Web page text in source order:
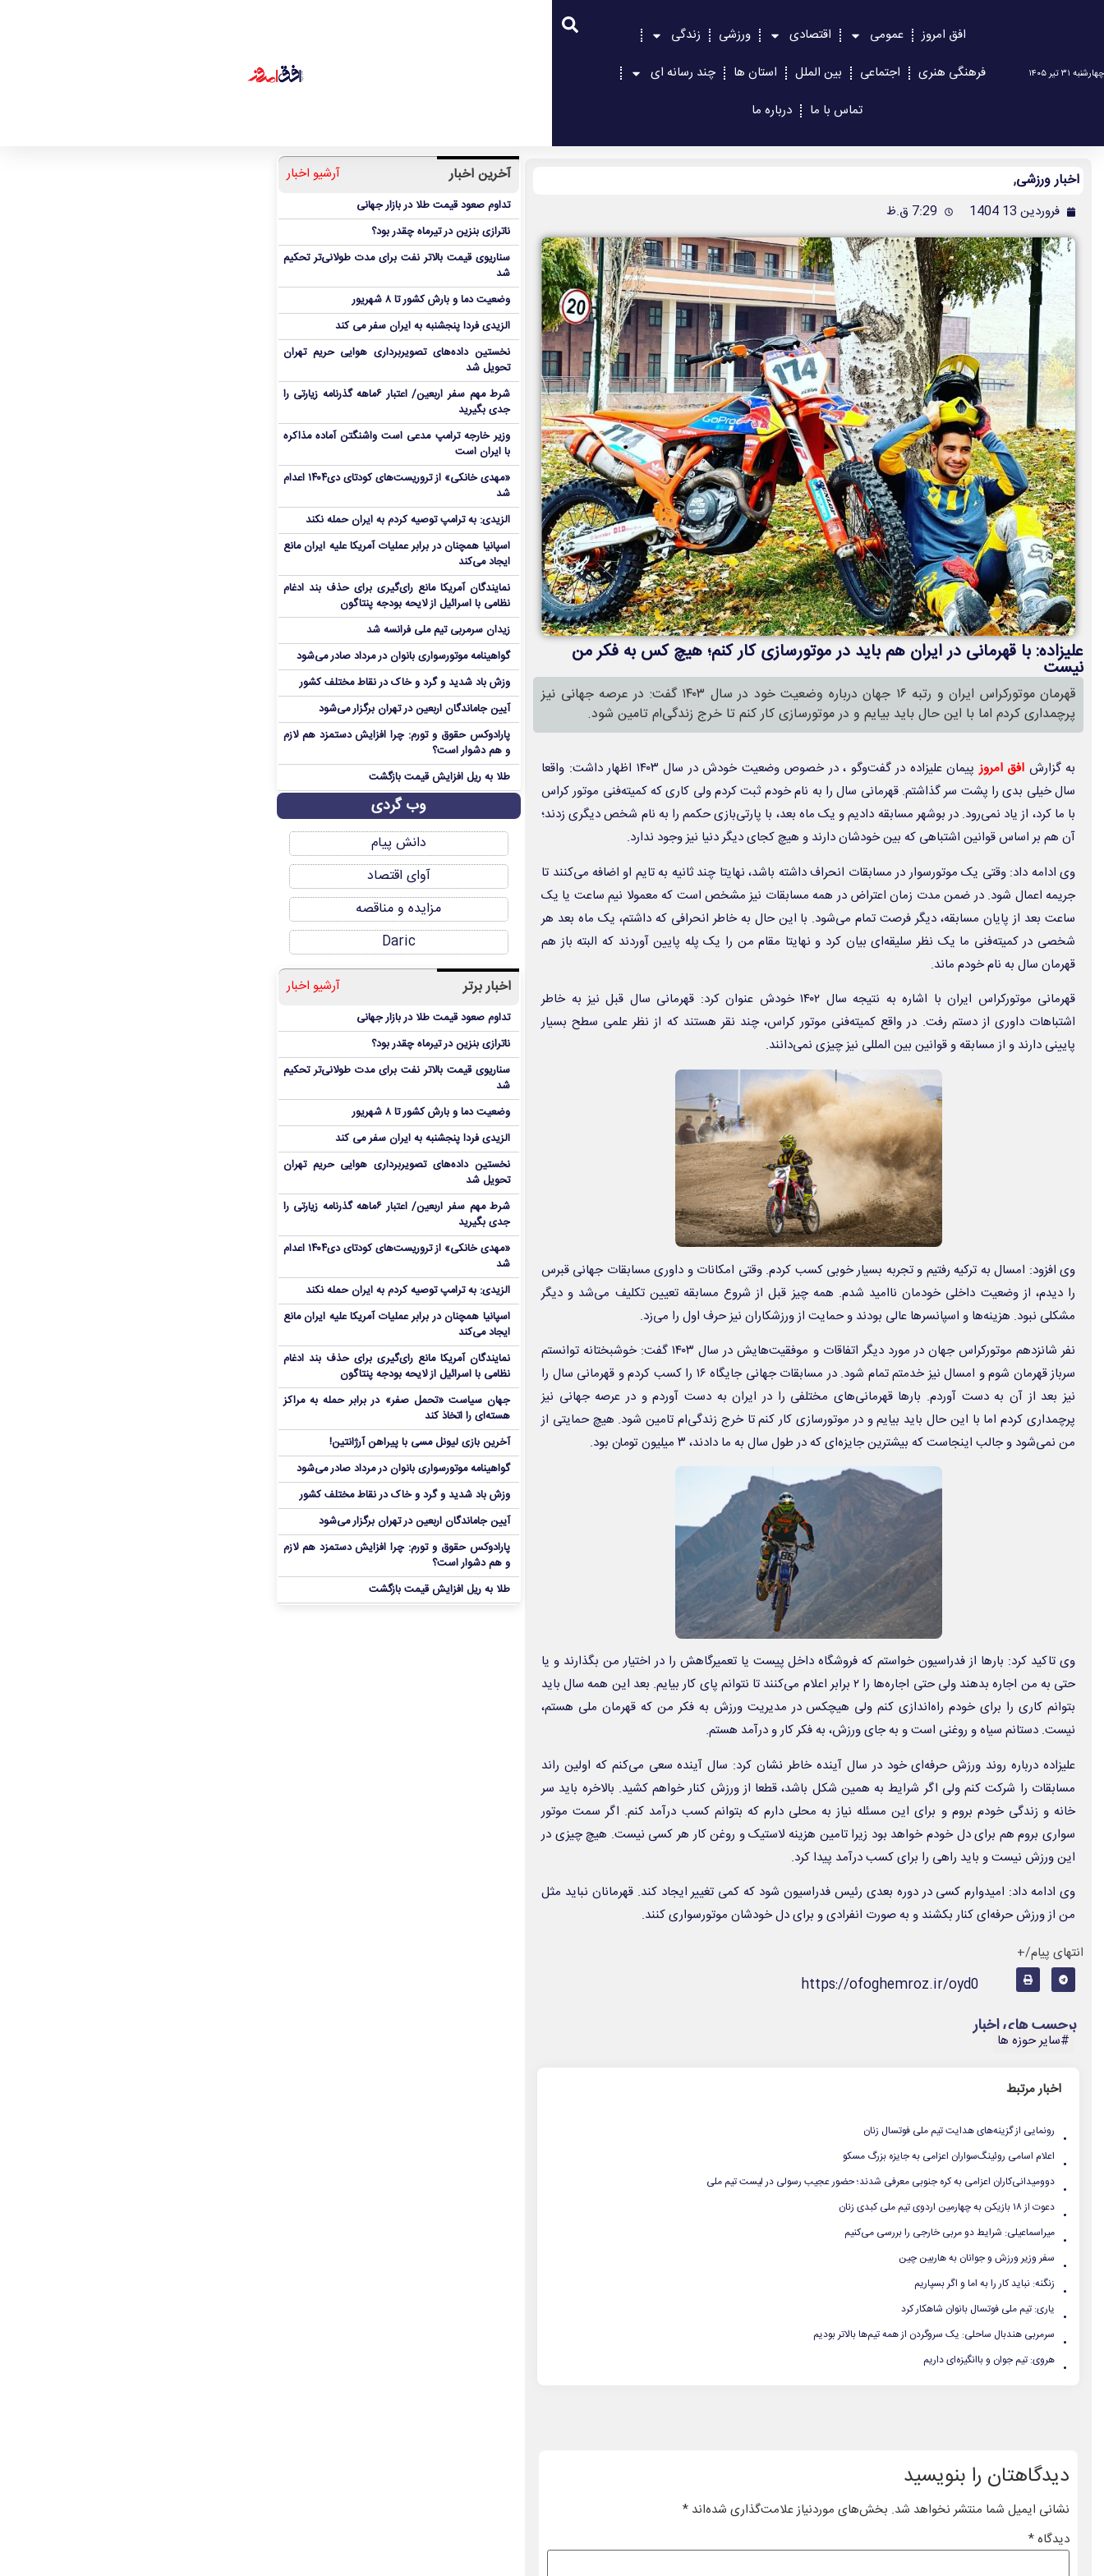
چهارشنبه ۳۱ تیر ۱۴۰۵
افق امروز عمومی اقتصادی ورزشی
زندگی
فرهنگی هنری
اجتماعی بین الملل استان ها
چند رسانه ای
تماس با ما
درباره ما
اخبار ورزشی,
فروردین 13 1404 7:29 ق.ظ
علیزاده: با قهرمانی در ایران هم باید در موتورسازی کار کنم؛ هیچ کس به فکر من
نیست
قهرمان موتورکراس ایران و رتبه ۱۶ جهان درباره وضعیت خود در سال ۱۴۰۳ گفت: در عرصه جهانی نیز
پرچمداری کردم اما با این حال باید بیایم و در موتورسازی کار کنم تا خرج زندگی‌ام تامین شود.
به گزارش افق امروز
پیمان علیزاده در گفت‌وگو ، در خصوص وضعیت خودش در سال ۱۴۰۳ اظهار داشت: واقعا
سال خیلی بدی را پشت سر گذاشتم. قهرمانی سال را به نام خودم ثبت کردم ولی کاری که کمیته‌فنی موتور کراس
با ما کرد، از یاد نمی‌رود. در بوشهر مسابقه دادیم و یک ماه بعد، با پارتی‌بازی حکمم را به نام شخص دیگری زدند؛
آن‌ هم بر اساس قوانین اشتباهی که بین خودشان دارند و هیچ کجای دیگر دنیا نیز وجود ندارد.
وی ادامه داد: وقتی یک موتورسوار در مسابقات انحراف داشته باشد، نهایتا چند ثانیه به تایم او اضافه می‌کنند تا
جریمه اعمال شود. در ضمن مدت زمان اعتراض در همه مسابقات نیز مشخص است که معمولا نیم ساعت یا یک
ساعت بعد از پایان مسابقه، دیگر فرصت تمام می‌شود. با این حال به خاطر انحرافی که داشتم، یک ماه بعد هر
شخصی در کمیته‌فنی ما یک نظر سلیقه‌ای بیان کرد و نهایتا مقام من را یک پله پایین‌ آوردند که البته باز هم
قهرمان سال به نام خودم ماند.
قهرمانی موتورکراس ایران با اشاره به نتیجه سال ۱۴۰۲ خودش عنوان کرد: قهرمانی سال قبل نیز به خاطر
اشتباهات داوری از دستم رفت. در واقع کمیته‌فنی موتور کراس، چند نقر هستند که از نظر علمی سطح بسیار
پایینی‌ دارند و از مسابقه و قوانین بین المللی نیز چیزی نمی‌دانند.
وی افزود: امسال به ترکیه رفتیم و تجربه بسیار خوبی کسب کردم. وقتی امکانات و داوری مسابقات جهانی قبرس
را دیدم، از وضعیت داخلی خودمان ناامید شدم. همه چیز قبل از شروع مسابقه تعیین تکلیف می‌شد و دیگر
مشکلی نبود. هزینه‌ها و اسپانسرها عالی بودند و حمایت از ورزشکاران نیز حرف اول را می‌زد.
نفر شانزدهم موتورکراس جهان در مورد دیگر اتفاقات و موفقیت‌هایش در سال ۱۴۰۳ گفت: خوشبختانه توانستم
سرباز قهرمان شوم و امسال نیز خدمتم تمام شود. در مسابقات جهانی جایگاه ۱۶ را کسب کردم و قهرمانی سال را
نیز بعد از آن به دست آوردم. بارها قهرمانی‌های مختلفی را در ایران به دست آوردم و در عرصه جهانی نیز
پرچمداری کردم اما با این حال باید بیایم و در موتورسازی کار کنم تا خرج زندگی‌ام تامین شود. هیچ حمایتی از
من نمی‌شود و جالب اینجاست که بیشترین جایزه‌ای که در طول سال به ما دادند، ۳ میلیون تومان بود.
وی تاکید کرد: بارها از فدراسیون خواستم که فروشگاه داخل پیست یا تعمیرگاهش را در اختیار من بگذارند و یا
حتی به من اجاره بدهند ولی حتی اجاره‌ها را ۲ برابر اعلام می‌کنند تا نتوانم پای کار بیایم. بعد این همه سال باید
بتوانم کاری را برای خودم راه‌اندازی کنم ولی هیچکس در مدیریت ورزش به فکر من که قهرمان ملی هستم،
نیست. دستانم سیاه و روغنی است و به جای ورزش، به فکر کار و درآمد هستم.
علیزاده درباره روند ورزش حرفه‌ای خود در سال آینده خاطر نشان کرد: سال آینده سعی می‌کنم که اولین راند
مسابقات را شرکت کنم ولی اگر شرایط به همین شکل باشد، قطعا از ورزش کنار خواهم کشید. بالاخره باید سر
خانه و زندگی خودم بروم و برای این مسئله نیاز به محلی دارم که بتوانم کسب درآمد کنم. اگر سمت موتور
سواری بروم هم برای دل خودم خواهد بود زیرا تامین هزینه لاستیک و روغن کار هر کسی نیست. هیچ چیزی در
این ورزش نیست و باید راهی را برای کسب درآمد پیدا کرد.
وی ادامه داد: امیدوارم کسی در دوره بعدی رئیس فدراسیون شود که کمی تغییر ایجاد کند. قهرمانان نباید مثل
من از ورزش حرفه‌ای کنار بکشند و به صورت انفرادی و برای دل خودشان موتورسواری کنند.
انتهای پیام/+
https://ofoghemroz.ir/oyd0
برچسب های اخبار
#سایر حوزه ها
اخبار مرتبط
. رونمایی از گزینه‌های هدایت تیم ملی فوتسال زنان
. اعلام اسامی روئینگ‌سواران اعزامی به جایزه بزرگ مسکو
. دوومیدانی‌کاران اعزامی به کره جنوبی معرفی شدند؛ حضور عجیب رسولی در لیست تیم ملی
. دعوت از ۱۸ بازیکن به چهارمین اردوی تیم ملی کبدی زنان
. میراسماعیلی: شرایط دو مربی خارجی را بررسی می‌کنیم
. سفر وزیر ورزش و جوانان به هاربین چین
. زنگنه: نباید کار را به اما و اگر بسپاریم
. یاری: تیم ملی فوتسال بانوان شاهکار کرد
. سرمربی هندبال ساحلی: یک سروگردن از همه تیم‌ها بالاتر بودیم
. هروی: تیم جوان و باانگیزه‌ای داریم
دیدگاهتان را بنویسید
نشانی ایمیل شما منتشر نخواهد شد. بخش‌های موردنیاز علامت‌گذاری شده‌اند*
دیدگاه*
آخرین اخبار آرشیو اخبار
تداوم صعود قیمت طلا در بازار جهانی
ناترازی بنزین در تیرماه چقدر بود؟
سناریوی قیمت بالاتر نفت برای مدت طولانی‌تر تحکیم
شد
وضعیت دما و بارش کشور تا ۸ شهریور
الزیدی فردا پنجشنبه به ایران سفر می کند
نخستین داده‌های تصویربرداری هوایی حریم تهران
تحویل شد
شرط مهم سفر اربعین/ اعتبار ۶ماهه گذرنامه زیارتی را
جدی بگیرید
وزیر خارجه ترامپ مدعی است واشنگتن آماده مذاکره
با ایران است
«مهدی خانکی» از تروریست‌های کودتای دی۱۴۰۴ اعدام
شد
الزیدی: به ترامپ توصیه کردم به ایران حمله نکند
اسپانیا همچنان در برابر عملیات آمریکا علیه ایران مانع
ایجاد می‌کند
نمایندگان آمریکا مانع رای‌گیری برای حذف بند ادغام
نظامی با اسرائیل از لایحه بودجه پنتاگون
زیدان سرمربی تیم ملی فرانسه شد
گواهینامه موتورسواری بانوان در مرداد صادر می‌شود
وزش باد شدید و گرد و خاک در نقاط مختلف کشور
آیین جاماندگان اربعین در تهران برگزار می‌شود
پارادوکس حقوق و تورم: چرا افزایش دستمزد هم لازم
و هم دشوار است؟
طلا به ریل افزایش قیمت بازگشت
وب گردی
دانش پیام
آوای اقتصاد
مزایده و مناقصه
Daric
اخبار برتر آرشیو اخبار
تداوم صعود قیمت طلا در بازار جهانی
ناترازی بنزین در تیرماه چقدر بود؟
سناریوی قیمت بالاتر نفت برای مدت طولانی‌تر تحکیم
شد
وضعیت دما و بارش کشور تا ۸ شهریور
الزیدی فردا پنجشنبه به ایران سفر می کند
نخستین داده‌های تصویربرداری هوایی حریم تهران
تحویل شد
شرط مهم سفر اربعین/ اعتبار ۶ماهه گذرنامه زیارتی را
جدی بگیرید
«مهدی خانکی» از تروریست‌های کودتای دی۱۴۰۴ اعدام
شد
الزیدی: به ترامپ توصیه کردم به ایران حمله نکند
اسپانیا همچنان در برابر عملیات آمریکا علیه ایران مانع
ایجاد می‌کند
نمایندگان آمریکا مانع رای‌گیری برای حذف بند ادغام
نظامی با اسرائیل از لایحه بودجه پنتاگون
جهان سیاست «تحمل صفر» در برابر حمله به مراکز
هسته‌ای را اتخاذ کند
آخرین بازی لیونل مسی با پیراهن آرژانتین!
گواهینامه موتورسواری بانوان در مرداد صادر می‌شود
وزش باد شدید و گرد و خاک در نقاط مختلف کشور
آیین جاماندگان اربعین در تهران برگزار می‌شود
پارادوکس حقوق و تورم: چرا افزایش دستمزد هم لازم
و هم دشوار است؟
طلا به ریل افزایش قیمت بازگشت